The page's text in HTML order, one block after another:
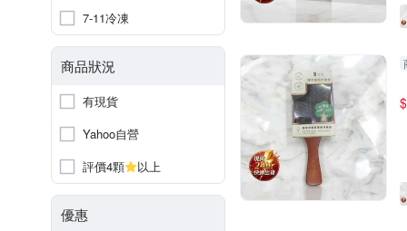
7-11冷凍
商品狀況
有現貨
Yahoo自營
評價4顆
以上
優惠
$